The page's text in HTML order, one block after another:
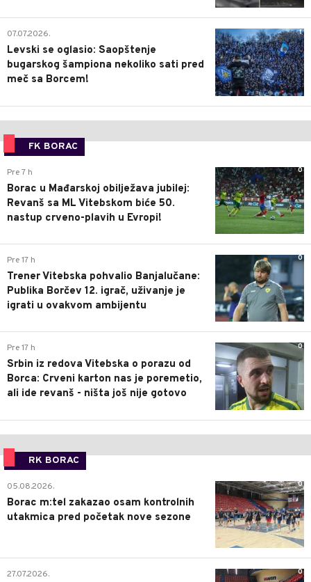
1
07.07.2026.
Levski se oglasio: Saopštenje
bugarskog šampiona nekoliko sati pred
meč sa Borcem!
FK BORAC
0
Pre 7 h
Borac u Mađarskoj obilježava jubilej:
Revanš sa ML Vitebskom biće 50.
nastup crveno-plavih u Evropi!
0
Pre 17 h
Trener Vitebska pohvalio Banjalučane:
Publika Borčev 12. igrač, uživanje je
igrati u ovakvom ambijentu
0
Pre 17 h
Srbin iz redova Vitebska o porazu od
Borca: Crveni karton nas je poremetio,
ali ide revanš - ništa još nije gotovo
RK BORAC
0
05.08.2026.
Borac m:tel zakazao osam kontrolnih
utakmica pred početak nove sezone
0
27.07.2026.